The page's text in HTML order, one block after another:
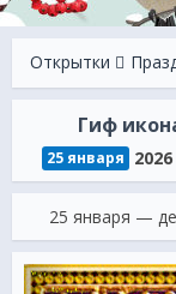
Открытки
Гиф
25 января 2026
25 января —